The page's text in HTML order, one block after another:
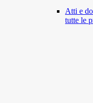
Atti e
tutte le